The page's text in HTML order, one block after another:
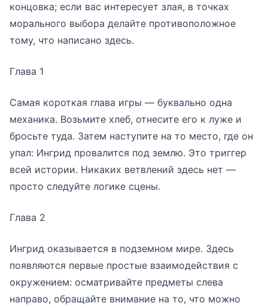
концовка; если вас интересует злая, в точках
морального выбора делайте противоположное
тому, что написано здесь.
Глава 1
Самая короткая глава игры — буквально одна
механика. Возьмите хлеб, отнесите его к луже и
бросьте туда. Затем наступите на то место, где он
упал: Ингрид провалится под землю. Это триггер
всей истории. Никаких ветвлений здесь нет —
просто следуйте логике сцены.
Глава 2
Ингрид оказывается в подземном мире. Здесь
появляются первые простые взаимодействия с
окружением: осматривайте предметы слева
направо, обращайте внимание на то, что можно